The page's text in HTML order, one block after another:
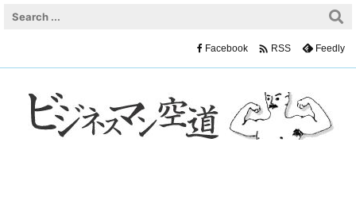
Facebook  RSS Feedly